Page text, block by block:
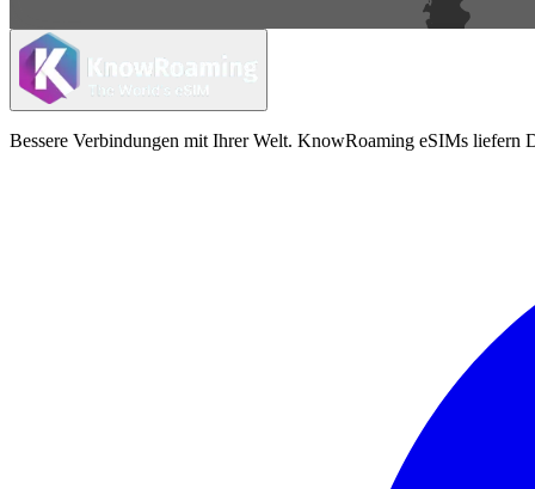
Bessere Verbindungen mit Ihrer Welt. KnowRoaming eSIMs liefern